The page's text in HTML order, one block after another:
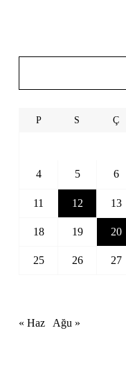
P S Ç
4 5 6
11 12 13
18 19 20
25 26 27
« Haz Ağu »